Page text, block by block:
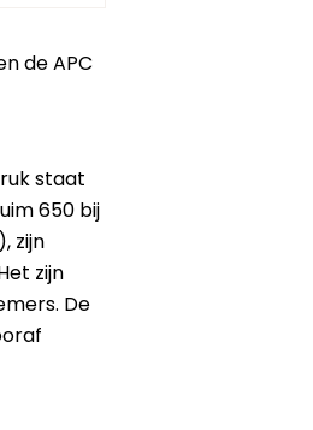
de APC
staat
650 bij
zijn
zijn
De